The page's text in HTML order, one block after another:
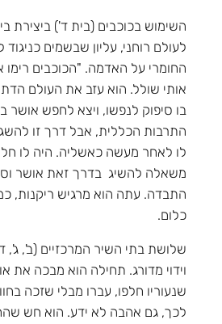
השימוש בכוכבים (בית ד') ביצירת
לעולם רוחני, עליון שבשמים
החומרי על האדמה. "הכוכבים רימו
אותי שולל. הוא עזב את העולם
בו סיפוק לנפשו, ויצא לחפש אושר
התרבות הכללית, אבל דרך זו
לו לאחר מעשה כאשליה. היה לו
משאלה להשיג בדרך זאת אושר
התבדה. עתה הוא מרגיש ריקנות,
כלום.
שלושת בתי השיר המרכזיים (ב', ג',
וידוי מדורג. תחילה הוא מבכה את
שנעוריו חלפו, עברו מבלי שזכה
לכך, גם אהבה לא ידע. הוא חש